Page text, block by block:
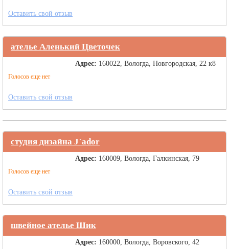
Оставить свой отзыв
ателье Аленький Цветочек
Голосов еще нет
Адрес: 160022, Вологда, Новгородская, 22 к8
Оставить свой отзыв
студия дизайна J`ador
Голосов еще нет
Адрес: 160009, Вологда, Галкинская, 79
Оставить свой отзыв
швейное ателье Шик
Адрес: 160000, Вологда, Воровского, 42